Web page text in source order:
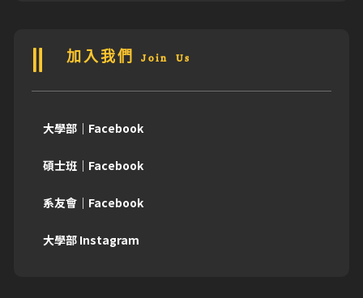
加入我們 Join Us
大學部｜Facebook
碩士班｜Facebook
系友會｜Facebook
大學部 Instagram